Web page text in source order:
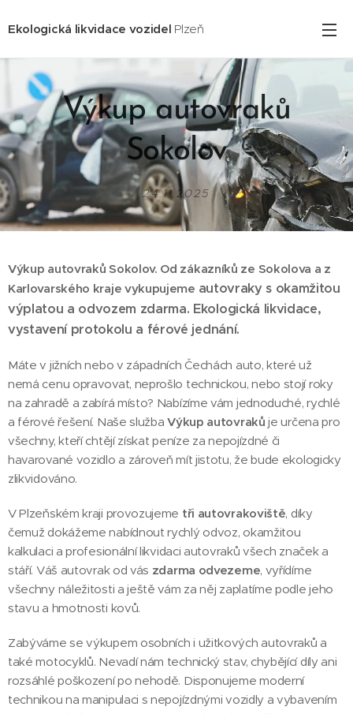
Ekologická likvidace vozidel Plzeň
Výkup autovraků
Sokolov
24.11.2025
Výkup autovraků Sokolov. Od zákazníků ze Sokolova a z
Karlovarského kraje vykupujeme autovraky s okamžitou
výplatou a odvozem zdarma. Ekologická likvidace,
vystavení protokolu a férové jednání.
Máte v jižních nebo v západních Čechách auto, které už
nemá cenu opravovat, neprošlo technickou, nebo stojí roky
na zahradě a zabírá místo? Nabízíme vám jednoduché, rychlé
a férové řešení. Naše službaVýkup autovraků je určena pro
všechny, kteří chtějí získat peníze za nepojízdné či
havarované vozidlo a zároveň mít jistotu, že bude ekologicky
zlikvidováno.
V Plzeňském kraji provozujeme tři autovrakoviště, díky
čemuž dokážeme nabídnout rychlý odvoz, okamžitou
kalkulaci a profesionální likvidaci autovraků všech značek a
stáří. Váš autovrak od vás zdarma odvezeme, vyřídíme
všechny náležitosti a ještě vám za něj zaplatíme podle jeho
stavu a hmotnosti kovů.
Zabýváme se výkupem osobních i užitkových autovraků a
také motocyklů. Nevadí nám technický stav, chybějící díly ani
rozsáhlé poškození po nehodě. Disponujeme moderní
technikou na manipulaci s nepojízdnými vozidly a vybavením